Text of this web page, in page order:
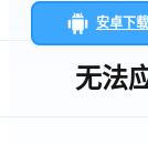
安卓下载
无法